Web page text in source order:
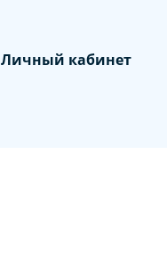
Личный кабинет